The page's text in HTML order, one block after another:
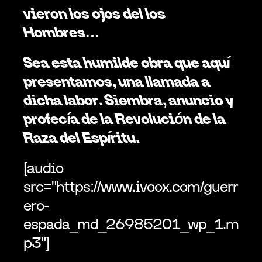
vieron los ojos del los
Hombres…
Sea esta humilde obra que aquí
presentamos, una llamada a
dicha labor. Siembra, anuncio y
profecía de la Revolución de la
Raza del Espíritu.
[audio
src="https://www.ivoox.com/guerr
ero-
espada_md_26985201_wp_1.m
p3"]